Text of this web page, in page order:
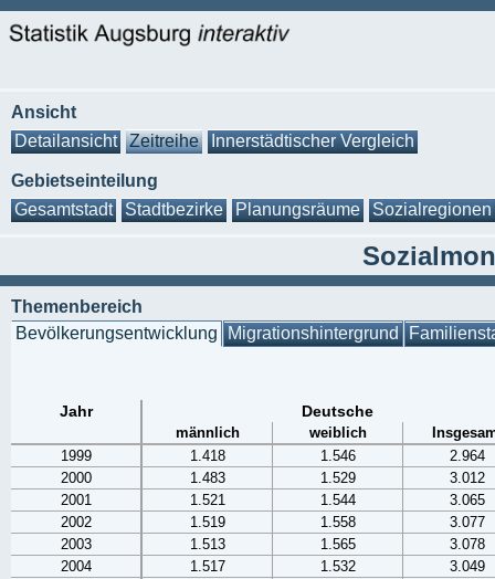
Ansicht
Detailansicht
Zeitreihe Innerstädtischer Vergleich
Gebietseinteilung
Gesamtstadt
Stadtbezirke Planungsräume Sozialregionen
Themenbereich
Bevölkerungsentwicklung Migrationshintergrund
Jahr Deutsche
männlich weiblich
1999
1.418 1.546
2.964
2000
1.483 1.529
3.012
2001
1.521 1.544
3.065
2002
1.519 1.558
3.077
2003
1.513 1.565
3.078
2004
1.517 1.532
3.049